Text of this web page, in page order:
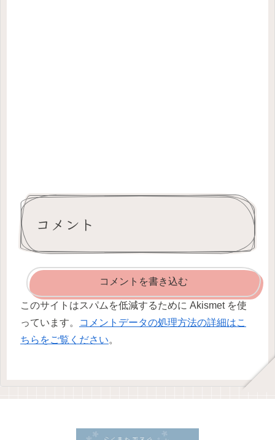
コメント
コメントを書き込む
このサイトはスパムを低減するために Akismet を使
っています。
コメントデータの処理方法の詳細はこ
ちらをご覧ください。